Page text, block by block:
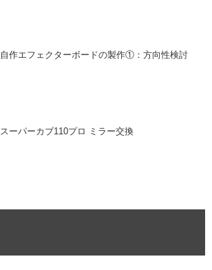
自作エフェクターボードの製作①：方向性検討
スーパーカブ110プロ ミラー交換